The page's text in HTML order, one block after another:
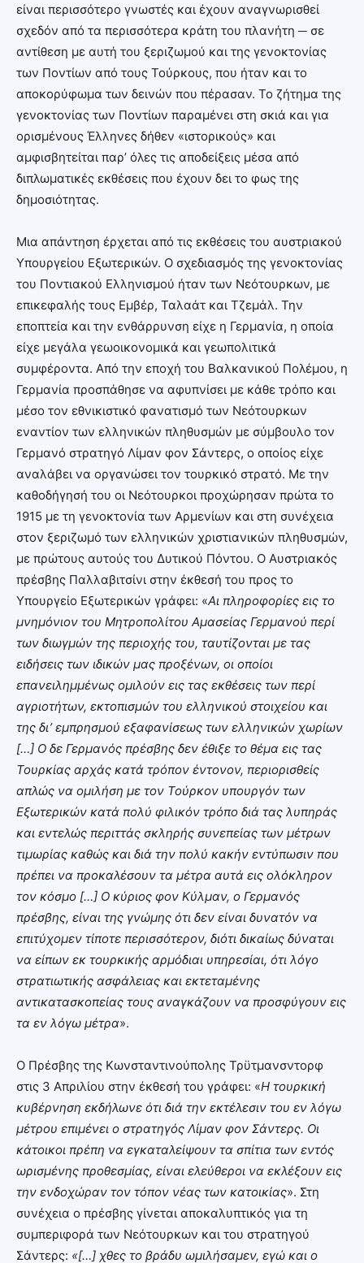
είναι περισσότερο γνωστές και έχουν αναγνωρισθεί
σχεδόν από τα περισσότερα κράτη του πλανήτη ─ σε
αντίθεση με αυτή του ξεριζωμού και της γενοκτονίας
των Ποντίων από τους Τούρκους, που ήταν και το
αποκορύφωμα των δεινών που πέρασαν. Το ζήτημα της
γενοκτονίας των Ποντίων παραμένει στη σκιά και για
ορισμένους Έλληνες δήθεν «ιστορικούς» και
αμφισβητείται παρ’ όλες τις αποδείξεις μέσα από
διπλωματικές εκθέσεις που έχουν δει το φως της
δημοσιότητας.
Μια απάντηση έρχεται από τις εκθέσεις του αυστριακού
Υπουργείου Εξωτερικών. Ο σχεδιασμός της γενοκτονίας
του Ποντιακού Ελληνισμού ήταν των Νεότουρκων, με
επικεφαλής τους Εμβέρ, Ταλαάτ και Τζεμάλ. Την
εποπτεία και την ενθάρρυνση είχε η Γερμανία, η οποία
είχε μεγάλα γεωοικονομικά και γεωπολιτικά
συμφέροντα. Από την εποχή του Βαλκανικού Πολέμου, η
Γερμανία προσπάθησε να αφυπνίσει με κάθε τρόπο και
μέσο τον εθνικιστικό φανατισμό των Νεότουρκων
εναντίον των ελληνικών πληθυσμών με σύμβουλο τον
Γερμανό στρατηγό Λίμαν φον Σάντερς, ο οποίος είχε
αναλάβει να οργανώσει τον τουρκικό στρατό. Με την
καθοδήγησή του οι Νεότουρκοι προχώρησαν πρώτα το
1915 με τη γενοκτονία των Αρμενίων και στη συνέχεια
στον ξεριζωμό των ελληνικών χριστιανικών πληθυσμών,
με πρώτους αυτούς του Δυτικού Πόντου. Ο Αυστριακός
πρέσβης Παλλαβιτσίνι στην έκθεσή του προς το
Υπουργείο Εξωτερικών γράφει: «Αι πληροφορίες εις το
μνημόνιον του Μητροπολίτου Αμασείας Γερμανού περί
των διωγμών της περιοχής του, ταυτίζονται με τας
ειδήσεις των ιδικών μας προξένων, οι οποίοι
επανειλημμένως ομιλούν εις τας εκθέσεις των περί
αγριοτήτων, εκτοπισμών του ελληνικού στοιχείου και
της δι’ εμπρησμού εξαφανίσεως των ελληνικών χωρίων
[…] Ο δε Γερμανός πρέσβης δεν έθιξε το θέμα εις τας
Τουρκίας αρχάς κατά τρόπον έντονον, περιορισθείς
απλώς να ομιλήση με τον Τούρκον υπουργόν των
Εξωτερικών κατά πολύ φιλικόν τρόπο διά τας λυπηράς
και εντελώς περιττάς σκληρής συνεπείας των μέτρων
τιμωρίας καθώς και διά την πολύ κακήν εντύπωσιν που
πρέπει να προκαλέσουν τα μέτρα αυτά εις ολόκληρον
τον κόσμο […] Ο κύριος φον Κύλμαν, ο Γερμανός
πρέσβης, είναι της γνώμης ότι δεν είναι δυνατόν να
επιτύχομεν τίποτε περισσότερον, διότι δικαίως δύναται
να είπων εκ τουρκικής αρμόδιαι υπηρεσίαι, ότι λόγο
στρατιωτικής ασφάλειας και εκτεταμένης
αντικατασκοπείας τους αναγκάζουν να προσφύγουν εις
τα εν λόγω μέτρα».
Ο Πρέσβης της Κωνσταντινούπολης Τρϋτμανσντορφ
στις 3 Απριλίου στην έκθεσή του γράφει: «Η τουρκική
κυβέρνηση εκδήλωνε ότι διά την εκτέλεσιν του εν λόγω
μέτρου επιμένει ο στρατηγός Λίμαν φον Σάντερς. Οι
κάτοικοι πρέπη να εγκαταλείψουν τα σπίτια των εντός
ωρισμένης προθεσμίας, είναι ελεύθεροι να εκλέξουν εις
την ενδοχώραν τον τόπον νέας των κατοικίας». Στη
συνέχεια ο πρέσβης γίνεται αποκαλυπτικός για τη
συμπεριφορά των Νεότουρκων και του στρατηγού
Σάντερς: «[…] χθες το βράδυ ωμιλήσαμεν, εγώ και ο